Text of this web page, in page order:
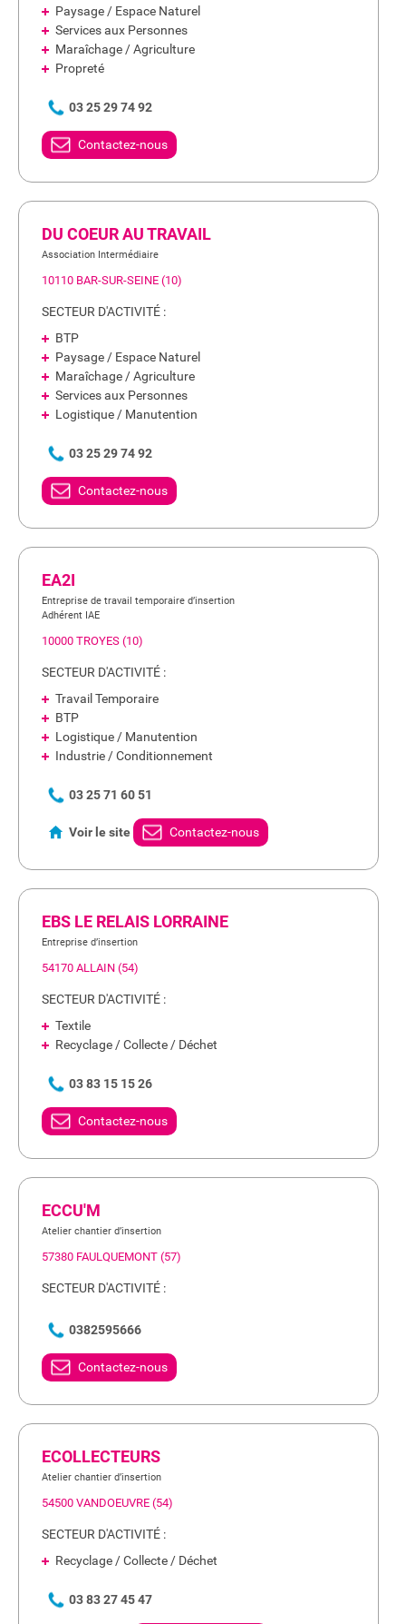
Paysage / Espace Naturel
Services aux Personnes
Maraîchage / Agriculture
Propreté
03 25 29 74 92
Contactez-nous
DU COEUR AU TRAVAIL
Association Intermédiaire
10110 BAR-SUR-SEINE (10)
SECTEUR D'ACTIVITÉ :
BTP
Paysage / Espace Naturel
Maraîchage / Agriculture
Services aux Personnes
Logistique / Manutention
03 25 29 74 92
Contactez-nous
EA2I
Entreprise de travail temporaire d’insertion
Adhérent IAE
10000 TROYES (10)
SECTEUR D'ACTIVITÉ :
Travail Temporaire
BTP
Logistique / Manutention
Industrie / Conditionnement
03 25 71 60 51
Voir le site Contactez-nous
EBS LE RELAIS LORRAINE
Entreprise d’insertion
54170 ALLAIN (54)
SECTEUR D'ACTIVITÉ :
Textile
Recyclage / Collecte / Déchet
03 83 15 15 26
Contactez-nous
ECCU'M
Atelier chantier d’insertion
57380 FAULQUEMONT (57)
SECTEUR D'ACTIVITÉ :
0382595666
Contactez-nous
ECOLLECTEURS
Atelier chantier d’insertion
54500 VANDOEUVRE (54)
SECTEUR D'ACTIVITÉ :
Recyclage / Collecte / Déchet
03 83 27 45 47